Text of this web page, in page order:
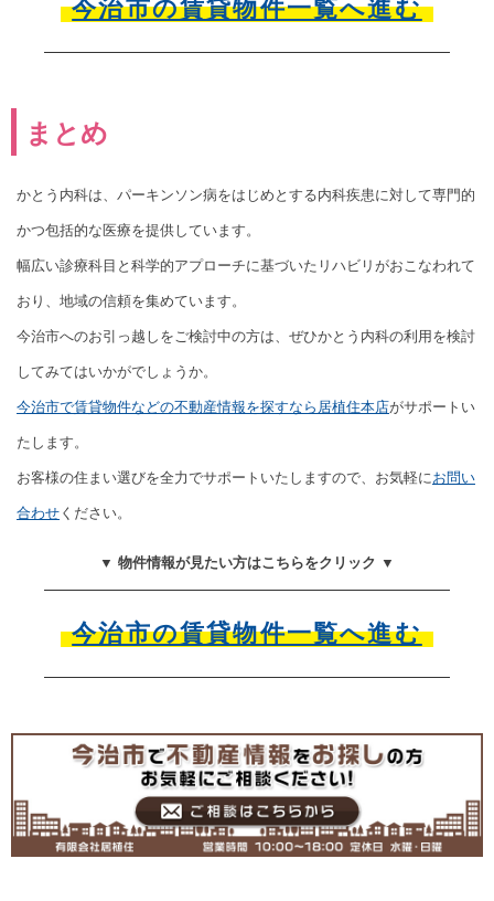
今治市の賃貸物件一覧へ進む
まとめ
かとう内科は、パーキンソン病をはじめとする内科疾患に対して専門的
かつ包括的な医療を提供しています。
幅広い診療科目と科学的アプローチに基づいたリハビリがおこなわれて
おり、地域の信頼を集めています。
今治市へのお引っ越しをご検討中の方は、ぜひかとう内科の利用を検討
してみてはいかがでしょうか。
今治市で賃貸物件などの不動産情報を探すなら居植住本店がサポートい
たします。
お客様の住まい選びを全力でサポートいたしますので、お気軽にお問い
合わせ ください。
▼ 物件情報が見たい方はこちらをクリック ▼
今治市の賃貸物件一覧へ進む